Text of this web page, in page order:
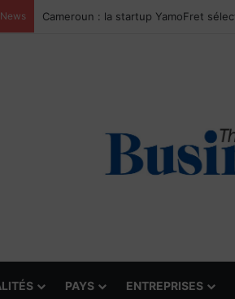
PAYS ENTREPRISES